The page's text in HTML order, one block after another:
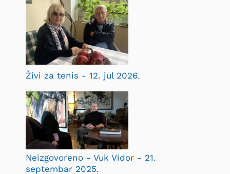
Živi za tenis - 12. jul 2026.
Neizgovoreno - Vuk Vidor - 21.
septembar 2025.